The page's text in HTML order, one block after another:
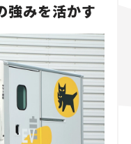
強みを活かす